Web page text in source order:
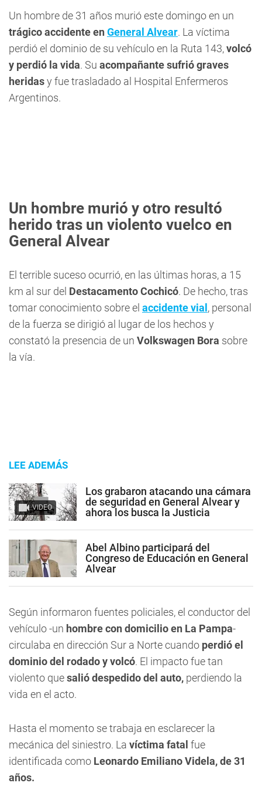
Un hombre de 31 años murió este domingo en un
trágico accidente en General Alvear. La víctima
perdió el dominio de su vehículo en la Ruta 143,volcó
y perdió la vida. Su acompañante sufrió graves
heridasy fue trasladado al Hospital Enfermeros
Argentinos.
Un hombre murió y otro resultó
herido tras un violento vuelco en
General Alvear
El terrible suceso ocurrió, en las últimas horas, a 15
km al sur del Destacamento Cochicó. De hecho, tras
tomar conocimiento sobre el accidente vial , personal
de la fuerza se dirigió al lugar de los hechos y
constató la presencia de un Volkswagen Bora sobre
la vía.
LEE ADEMÁS
VIDEO
Los grabaron atacando una cámara
de seguridad en General Alvear y
ahora los busca la Justicia
Abel Albino participará del
Congreso de Educación en General
Alvear
Según informaron fuentes policiales, el conductor del
vehículo -un hombre con domicilio en La Pampa-
circulaba en dirección Sur a Norte cuando perdió el
dominio del rodado y volcó. El impacto fue tan
violento quesalió despedido del auto, perdiendo la
vida en el acto.
Hasta el momento se trabaja en esclarecer la
mecánica del siniestro. La víctima fatal fue
identificada como Leonardo Emiliano Videla, de 31
años.